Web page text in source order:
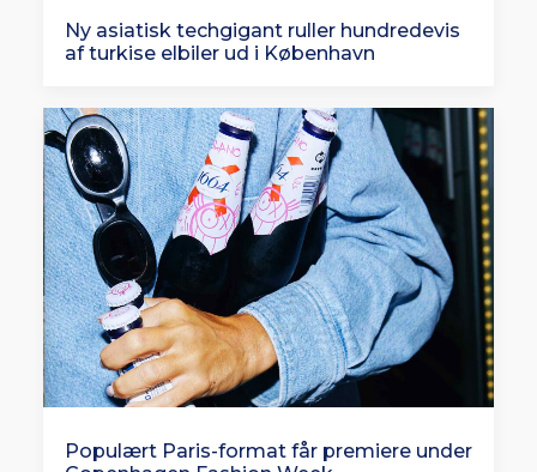
Ny asiatisk techgigant ruller hundredevis
af turkise elbiler ud i København
Populært Paris-format får premiere under